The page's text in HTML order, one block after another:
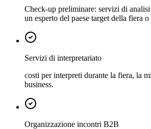
Check-up preliminare: servizi di
un esperto del paese target della fiera o
Servizi di interpretariato
costi per interpreti durante la fiera, la
business.
Organizzazione incontri B2B